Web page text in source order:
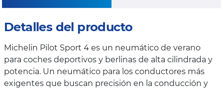
Detalles del producto
Michelin Pilot Sport 4 es un neumático de verano
para coches deportivos y berlinas de alta cilindrada y
potencia. Un neumático para los conductores más
exigentes que buscan precisión en la conducción y